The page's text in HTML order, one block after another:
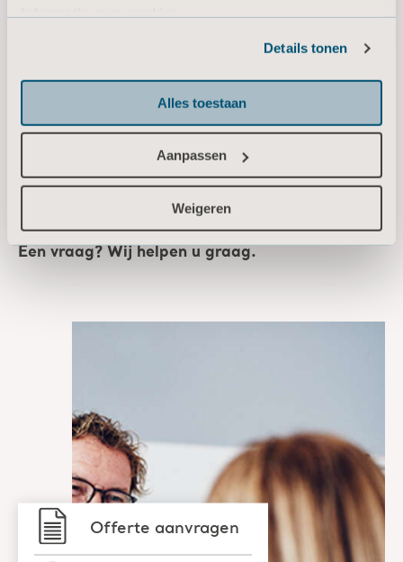
Details tonen
Alles toestaan
Aanpassen
Weigeren
IndiGo - Demonstration video
* Vraag uw plaatselijke vertegenwoordiger of het product in uw land
beschikbaar is voor de verkoop.
Wij staan voor u klaar!
Een vraag? Wij helpen u graag.
Offerte aanvragen